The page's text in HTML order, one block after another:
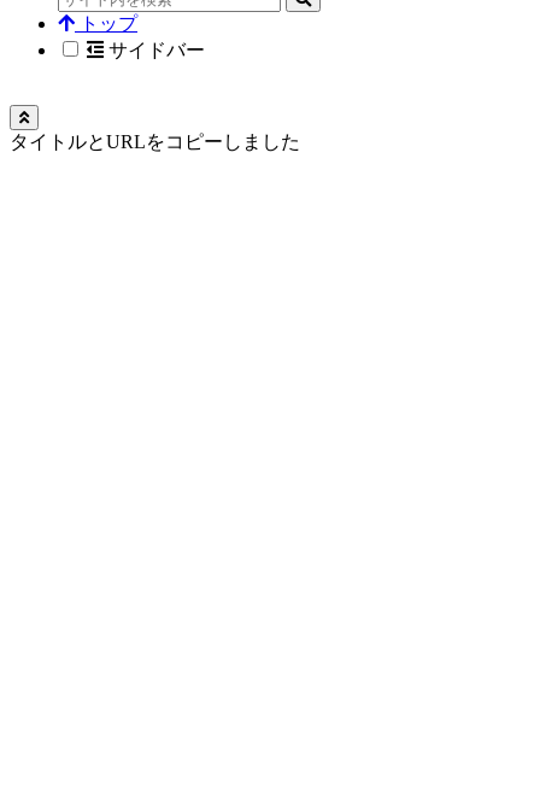
トップ
サイドバー
タイトルとURLをコピーしました